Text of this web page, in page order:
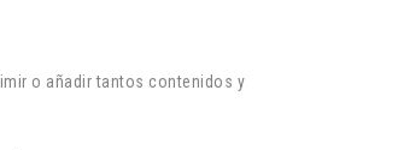
o añadir tantos contenidos y